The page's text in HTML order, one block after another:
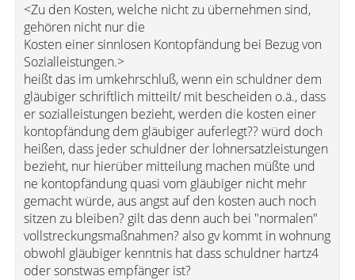
<Zu den Kosten, welche nicht zu übernehmen sind,
gehören nicht nur die
Kosten einer sinnlosen Kontopfändung bei Bezug von
Sozialleistungen.>
heißt das im umkehrschluß, wenn ein schuldner dem
gläubiger schriftlich mitteilt/ mit bescheiden o.ä., dass
er sozialleistungen bezieht, werden die kosten einer
kontopfändung dem gläubiger auferlegt?? würd doch
heißen, dass jeder schuldner der lohnersatzleistungen
bezieht, nur hierüber mitteilung machen müßte und
ne kontopfändung quasi vom gläubiger nicht mehr
gemacht würde, aus angst auf den kosten auch noch
sitzen zu bleiben? gilt das denn auch bei "normalen"
vollstreckungsmaßnahmen? also gv kommt in wohnung
obwohl gläubiger kenntnis hat dass schuldner hartz4
oder sonstwas empfänger ist?